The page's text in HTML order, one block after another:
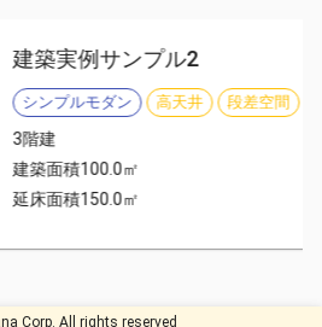
建築実例サンプル2
シンプルモダン 高天井 段差空間
3階建
建築面積100.0㎡
延床面積150.0㎡
Corp. All rights reserved